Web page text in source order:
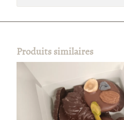
Produits similaires